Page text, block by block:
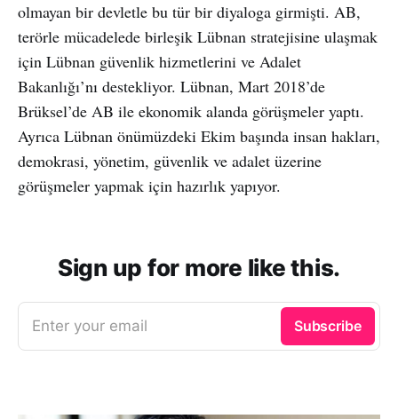
olmayan bir devletle bu tür bir diyaloga girmişti. AB,
terörle mücadelede birleşik Lübnan stratejisine ulaşmak
için Lübnan güvenlik hizmetlerini ve Adalet
Bakanlığı’nı destekliyor. Lübnan, Mart 2018’de
Brüksel’de AB ile ekonomik alanda görüşmeler yaptı.
Ayrıca Lübnan önümüzdeki Ekim başında insan hakları,
demokrasi, yönetim, güvenlik ve adalet üzerine
görüşmeler yapmak için hazırlık yapıyor.
Sign up for more like this.
Enter your email Subscribe